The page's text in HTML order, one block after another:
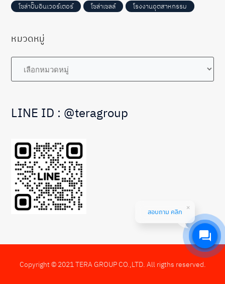
โซล่าปั๊มอินเวอร์เตอร์
โซล่าเซลล์ โรงงานอุตสาหกรรม
หมวดหมู่
หมวด
LINE ID : @teragroup
Copyright © 2021 TERA GROUP CO.,LTD. All rigths reserved.
สอบถาม คลิก